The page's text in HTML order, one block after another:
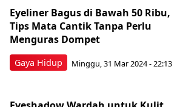
Gaya Hidup
Eyeliner Bagus di Bawah 50 Ribu,
Tips Mata Cantik Tanpa Perlu
Menguras Dompet
Minggu, 31 Mar 2024 - 22:13